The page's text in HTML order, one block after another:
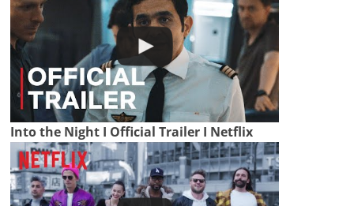
Into the Night I Official Trailer I Netflix